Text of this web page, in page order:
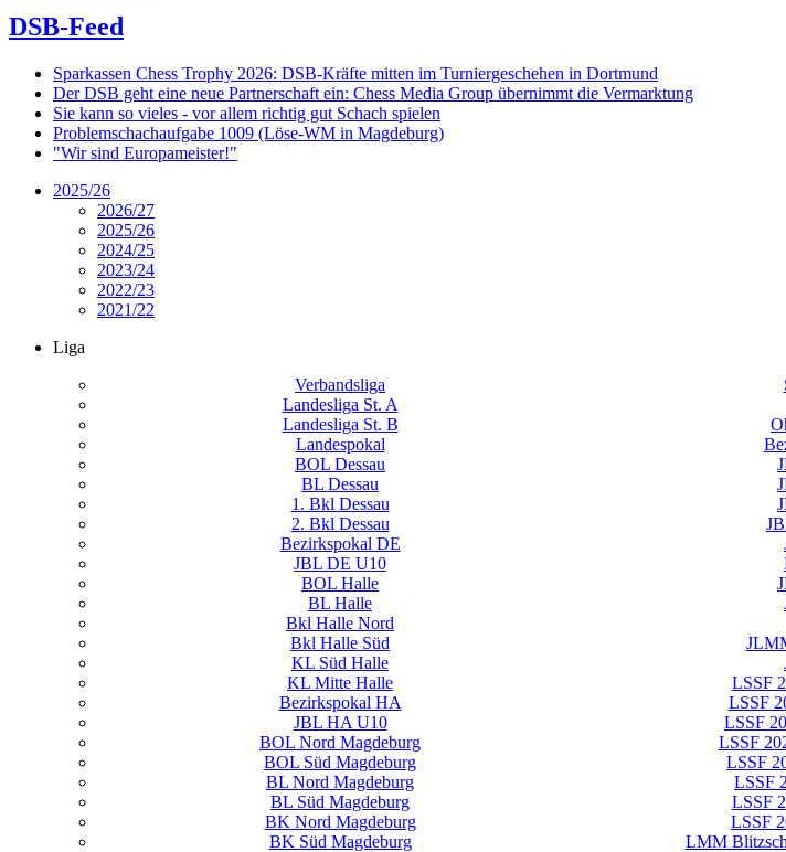
DSB-Feed
Sparkassen Chess Trophy 2026: DSB-Kräfte mitten im Turniergeschehen in Dortmund
Der DSB geht eine neue Partnerschaft ein: Chess Media Group übernimmt die Vermarktung
Sie kann so vieles - vor allem richtig gut Schach spielen
Problemschachaufgabe 1009 (Löse-WM in Magdeburg)
"Wir sind Europameister!"
2025/26
2026/27
2025/26
2024/25
2023/24
2022/23
2021/22
Liga
Verbandsliga
Landesliga St. A
Landesliga St. B
Landespokal
BOL Dessau
BL Dessau
1. Bkl Dessau
2. Bkl Dessau
Bezirkspokal DE
JBL DE U10
BOL Halle
BL Halle
Bkl Halle Nord
Bkl Halle Süd
KL Süd Halle
KL Mitte Halle
LSSF
Bezirkspokal HA
LSSF
JBL HA U10
LSSF
BOL Nord Magdeburg
LSSF
BOL Süd Magdeburg
LSSF
BL Nord Magdeburg
LSSF
BL Süd Magdeburg
LSSF
BK Nord Magdeburg
LSSF
BK Süd Magdeburg
LMM